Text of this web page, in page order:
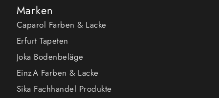
Marken
Caparol Farben & Lacke
Erfurt Tapeten
Joka Bodenbeläge
EinzA Farben & Lacke
Sika Fachhandel Produkte